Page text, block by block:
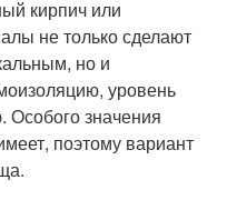
кирпич или
не только сделают
но и
уровень
Особого значения
поэтому вариант